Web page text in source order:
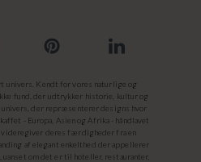
univers. Kendt for vores naturlige og
fund, der udtrykker historie, kultur og
der repræsenterer designs hvor
- Europa, Asien og Afrika - håndlavet
videregiver deres færdigheder fra en
af elegant enkelthed der appellerer
om det er til hoteller, restauranter,